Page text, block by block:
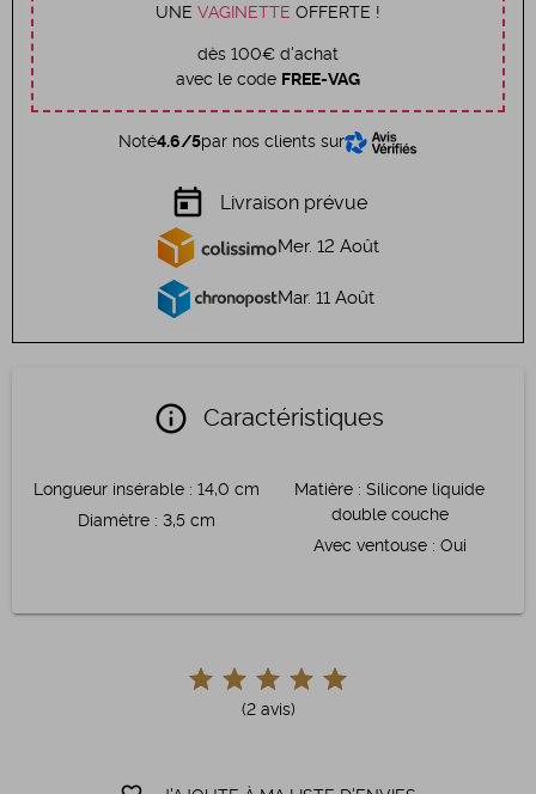
UNE VAGINETTE OFFERTE !
dès 100€ d'achat
avec le code FREE-VAG
Noté4.6/5par nos clients sur
today Livraison prévue
Mer. 12 Août
Mar. 11 Août
(2 avis)
info Caractéristiques
Longueur insérable : 14,0 cm
Diamètre : 3,5 cm
Matière : Silicone liquide
double couche
Avec ventouse: Oui